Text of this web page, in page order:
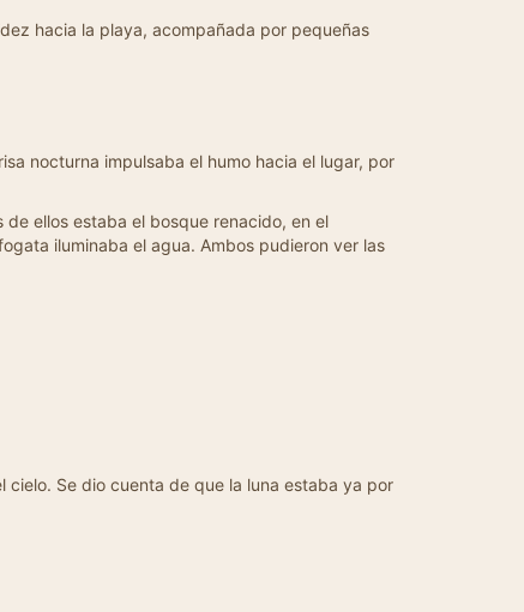
hacia la playa, acompañada por pequeñas
nocturna impulsaba el humo hacia el lugar, por
ellos estaba el bosque renacido, en el
iluminaba el agua. Ambos pudieron ver las
Se dio cuenta de que la luna estaba ya por